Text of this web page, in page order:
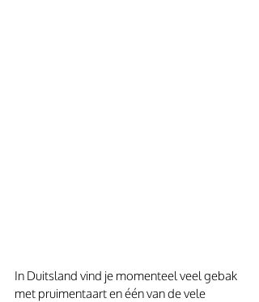
In Duitsland vind je momenteel veel gebak
met pruimentaart en één van de vele